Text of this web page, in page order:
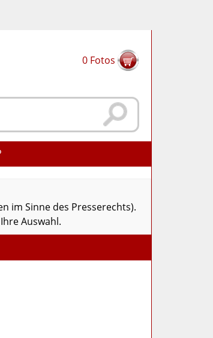
0 Fotos
im Sinne des Presserechts).
Auswahl.